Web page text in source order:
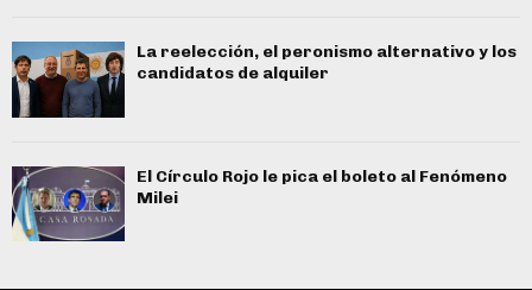
La reelección, el peronismo alternativo y los
candidatos de alquiler
El Círculo Rojo le pica el boleto al Fenómeno
Milei